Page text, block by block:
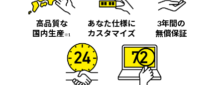
高品質な
国内生産※1
あなた仕様に
カスタマイズ
3年間の
無償保証